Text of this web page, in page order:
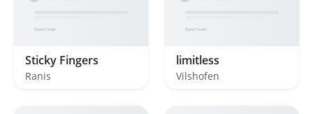
Sticky Fingers
Ranis
limitless
Vilshofen